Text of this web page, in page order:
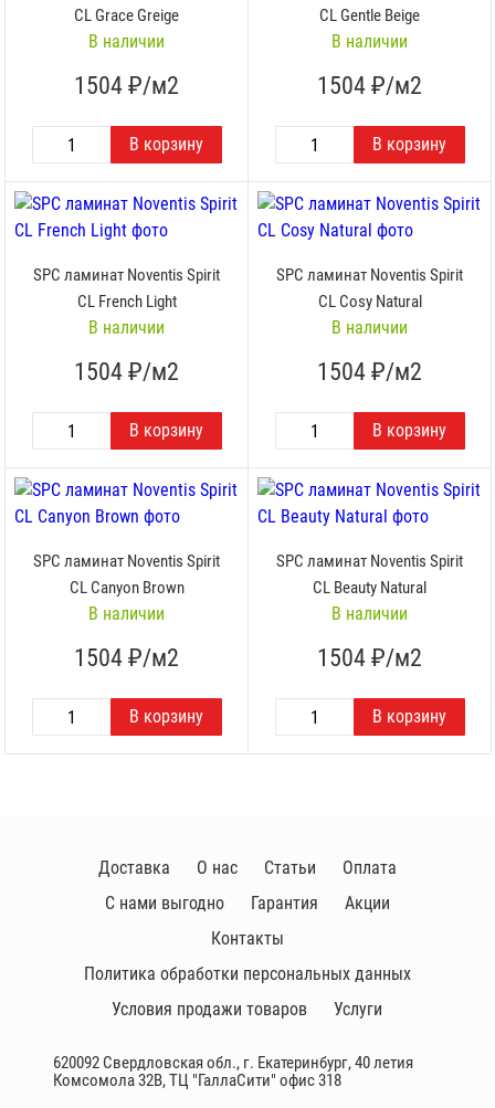
CL Grace Greige
В наличии
1504 ₽/м2
CL Gentle Beige
В наличии
1504 ₽/м2
SPC ламинат Noventis Spirit
CL French Light
В наличии
1504 ₽/м2
SPC ламинат Noventis Spirit
CL Cosy Natural
В наличии
1504 ₽/м2
SPC ламинат Noventis Spirit
CL Canyon Brown
В наличии
1504 ₽/м2
SPC ламинат Noventis Spirit
CL Beauty Natural
В наличии
1504 ₽/м2
620092 Свердловская обл., г. Екатеринбург, 40 летия
Комсомола 32В, ТЦ "ГаллаСити" офис 318
Доставка О нас Статьи
Оплата
С нами выгодно
Гарантия
Акции
Контакты
Политика обработки персональных данных
Условия продажи товаров
Услуги